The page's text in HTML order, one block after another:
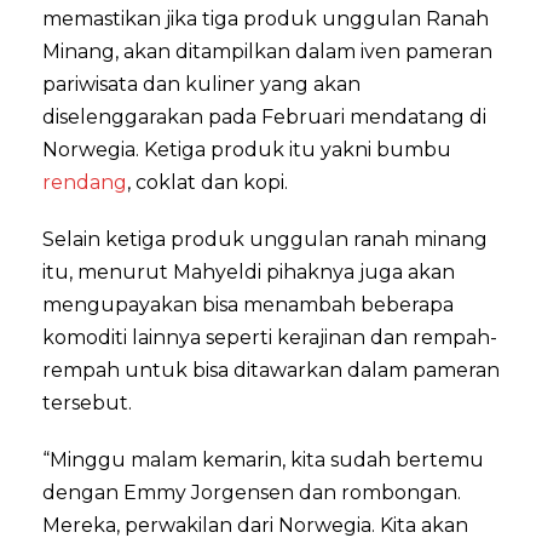
memastikan jika tiga produk unggulan Ranah
Minang, akan ditampilkan dalam iven pameran
pariwisata dan kuliner yang akan
diselenggarakan pada Februari mendatang di
Norwegia. Ketiga produk itu yakni bumbu
rendang, coklat dan kopi.
Selain ketiga produk unggulan ranah minang
itu, menurut Mahyeldi pihaknya juga akan
mengupayakan bisa menambah beberapa
komoditi lainnya seperti kerajinan dan rempah-
rempah untuk bisa ditawarkan dalam pameran
tersebut.
“Minggu malam kemarin, kita sudah bertemu
dengan Emmy Jorgensen dan rombongan.
Mereka, perwakilan dari Norwegia. Kita akan